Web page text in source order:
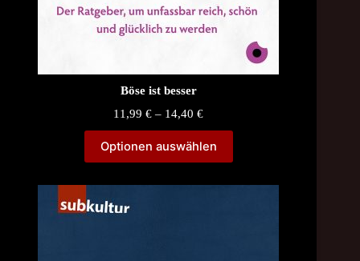
Böse ist besser
11,99€ – 14,40€Price
through
Optionen auswählen